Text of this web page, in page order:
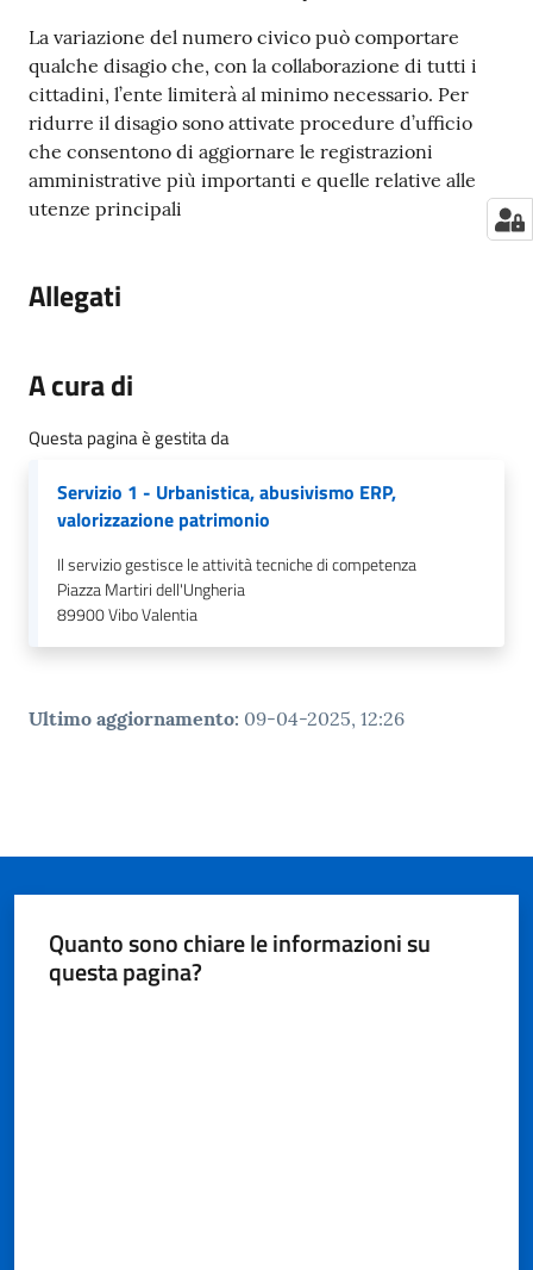
La variazione del numero civico può comportare
qualche disagio che, con la collaborazione di tutti i
cittadini, l’ente limiterà al minimo necessario. Per
ridurre il disagio sono attivate procedure d’ufficio
che consentono di aggiornare le registrazioni
amministrative più importanti e quelle relative alle
utenze principali
Allegati
A cura di
Questa pagina è gestita da
Servizio 1 - Urbanistica, abusivismo ERP,
valorizzazione patrimonio
Il servizio gestisce le attività tecniche di competenza
Piazza Martiri dell'Ungheria
89900Vibo Valentia
Ultimo aggiornamento: 09-04-2025, 12:26
Quanto sono chiare le informazioni su
questa pagina?